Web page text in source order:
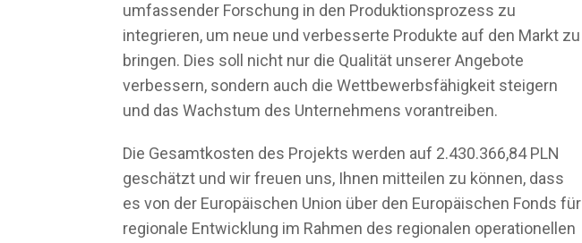
umfassender Forschung in den Produktionsprozess zu
integrieren, um neue und verbesserte Produkte auf den Markt zu
bringen. Dies soll nicht nur die Qualität unserer Angebote
verbessern, sondern auch die Wettbewerbsfähigkeit steigern
und das Wachstum des Unternehmens vorantreiben.
Die Gesamtkosten des Projekts werden auf 2.430.366,84 PLN
geschätzt und wir freuen uns, Ihnen mitteilen zu können, dass
es von der Europäischen Union über den Europäischen Fonds für
regionale Entwicklung im Rahmen des regionalen operationellen